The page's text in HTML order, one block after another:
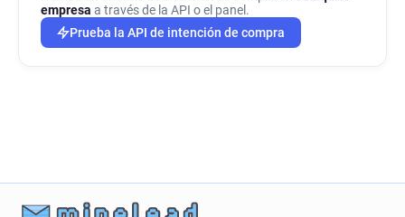
empresa a través de la API o el panel.
Prueba la API de intención de compra